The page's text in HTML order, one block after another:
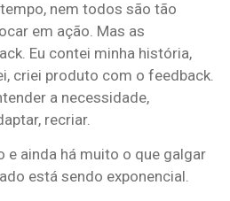
nem todos são tão
em ação. Mas as
Eu contei minha história,
criei produto com o feedback.
a necessidade,
recriar.
e ainda há muito o que galgar
está sendo exponencial.